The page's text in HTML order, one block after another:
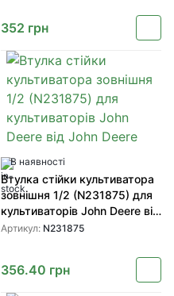
352 грн
В наявності
Втулка стійки культиватора
зовнішня 1/2 (N231875) для
культиваторів John Deere від
John Deere
Артикул: N231875
356.40 грн